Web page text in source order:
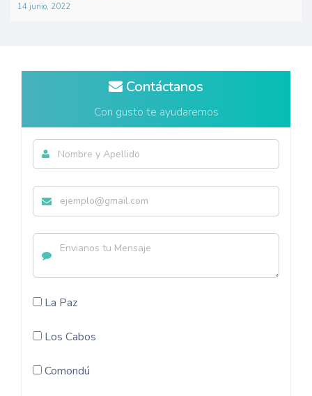
14 junio, 2022
Contáctanos
Con gusto te ayudaremos
La Paz
Los Cabos
Comondú